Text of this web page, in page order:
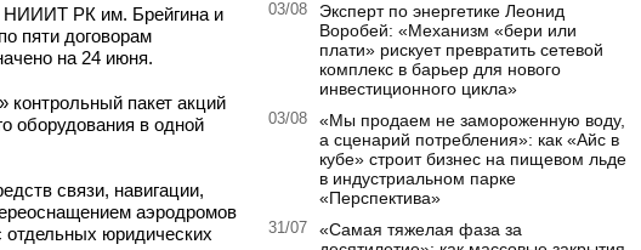
НИИИТ РК им. Брейгина и
пяти договорам
на 24 июня.
» контрольный пакет акций
оборудования в одной
связи, навигации,
аэродромов
юридических
03/08
Эксперт по энергетике Леонид
Воробей: «Механизм «бери или
плати» рискует превратить сетевой
комплекс в барьер для нового
инвестиционного цикла»
03/08
«Мы продаем не замороженную воду,
а сценарий потребления»: как «Айс в
кубе» строит бизнес на пищевом льде
в индустриальном парке
«Перспектива»
31/07
«Самая тяжелая фаза за